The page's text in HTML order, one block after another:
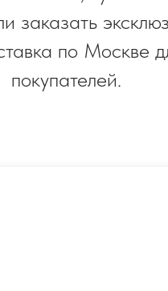
заказать
по Москве
покупателей.